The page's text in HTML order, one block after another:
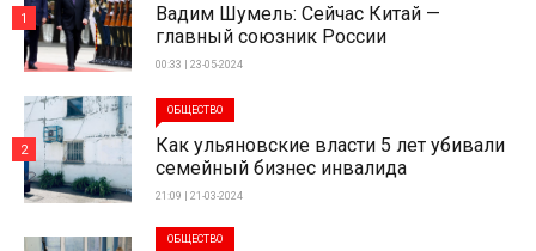
Вадим Шумель: Сейчас Китай —
главный союзник России
00:33 | 23-05-2024
1
ОБЩЕСТВО
Как ульяновские власти 5 лет убивали
семейный бизнес инвалида
21:09 | 21-03-2024
2
ОБЩЕСТВО